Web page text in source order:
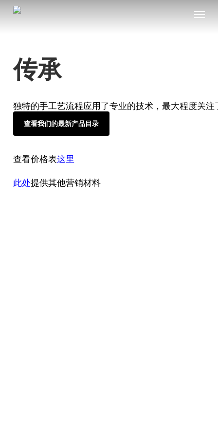
Skip
Menu
传承
独特的手工艺流程应用了专业的技术，最大程度关
查看我们的最新产品目录
查看价格表这里
此处提供其他营销材料